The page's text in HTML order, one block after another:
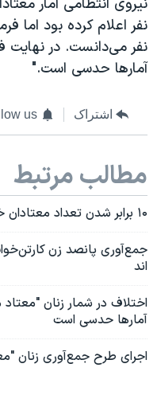
نیروی انتظامی آمار
نفر می‌دانست. در نهایت
آمارها حدسی است."
اشتراک us
مطالب مرتبط
۱۰ برابر شدن تعداد معتادان خیابانی ایران در ۱۰ سال گذشته
جمع‌آوری پانصد زن
اند
اختلاف در شمار زنان "معتاد
آمارها حدسی است
اجرای طرح جمع‌آوری زنان